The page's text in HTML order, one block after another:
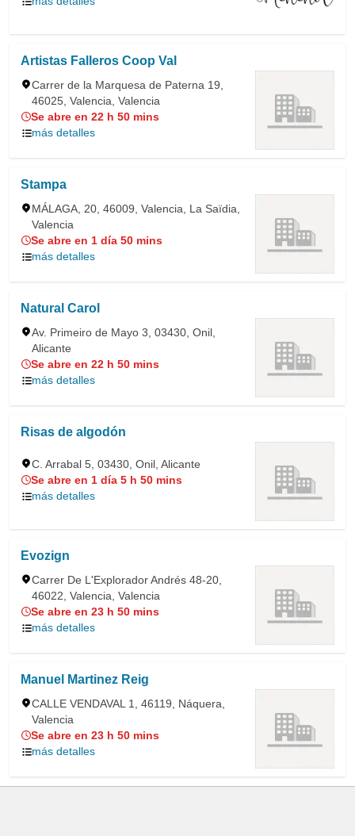
Artistas Falleros Coop Val
Carrer de la Marquesa de Paterna 19,
46025, Valencia, Valencia
Se abre en 22 h 50 mins
más detalles
Stampa
MÁLAGA, 20, 46009, Valencia, La Saïdia,
Valencia
Se abre en 1 día 50 mins
más detalles
Natural Carol
Av. Primeiro de Mayo 3, 03430, Onil,
Alicante
Se abre en 22 h 50 mins
más detalles
Risas de algodón
C. Arrabal 5, 03430, Onil, Alicante
Se abre en 1 día 5 h 50 mins
más detalles
Evozign
Carrer De L'Explorador Andrés 48-20,
46022, Valencia, Valencia
Se abre en 23 h 50 mins
más detalles
Manuel Martinez Reig
CALLE VENDAVAL 1, 46119, Náquera,
Valencia
Se abre en 23 h 50 mins
más detalles